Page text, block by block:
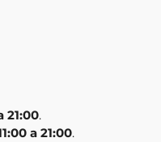
21:00.
a 21:00.